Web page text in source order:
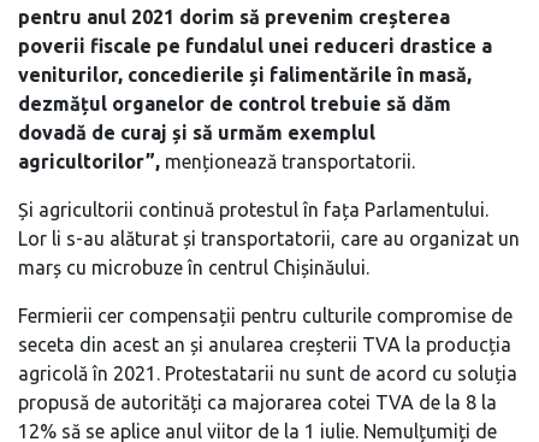
pentru anul 2021 dorim să prevenim creșterea
poverii fiscale pe fundalul unei reduceri drastice a
veniturilor, concedierile și falimentările în masă,
dezmățul organelor de control trebuie să dăm
dovadă de curaj și să urmăm exemplul
agricultorilor”, menționează transportatorii.
Și agricultorii continuă protestul în fața Parlamentului.
Lor li s-au alăturat și transportatorii, care au organizat un
marș cu microbuze în centrul Chișinăului.
Fermierii cer compensații pentru culturile compromise de
seceta din acest an și anularea creșterii TVA la producția
agricolă în 2021. Protestatarii nu sunt de acord cu soluția
propusă de autorități ca majorarea cotei TVA de la 8 la
12% să se aplice anul viitor de la 1 iulie. Nemulțumiți de